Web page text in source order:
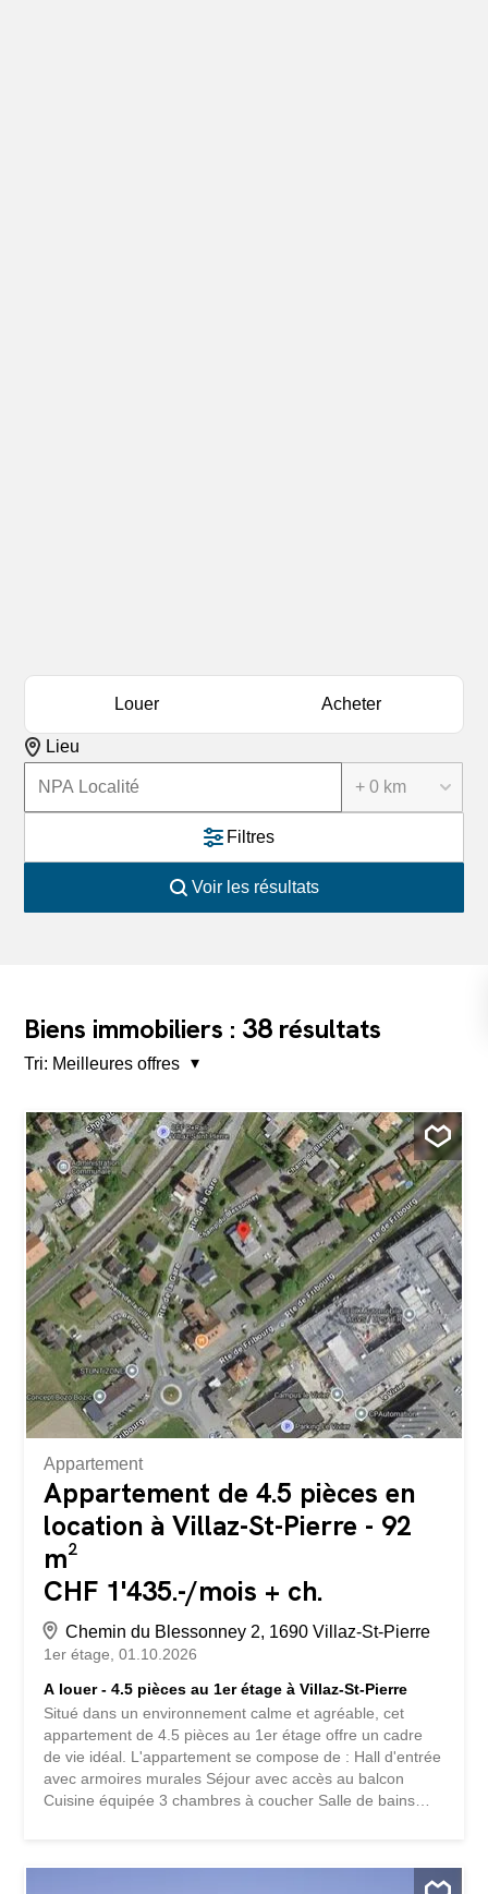
Louer Acheter
Lieu
+ 0 km
Filtres
Voir les résultats
Biens immobiliers : 38 résultats
Tri: Meilleures offres
Appartement
Appartement de 4.5 pièces en
location à Villaz-St-Pierre - 92
m²
CHF 1'435.-/mois + ch.
Chemin du Blessonney 2, 1690 Villaz-St-Pierre
1er étage 01.10.2026
A louer - 4.5 pièces au 1er étage à Villaz-St-Pierre
Situé dans un environnement calme et agréable, cet
appartement de 4.5 pièces au 1er étage offre un cadre
de vie idéal. L'appartement se compose de : Hall d'entrée
avec armoires murales Séjour avec accès au balcon
Cuisine équipée 3 chambres à coucher Salle de bains
transports publics Places de parc disponibles (selon
disponibilité) Buanderie commune Loyer : CHF 1'435.00 +